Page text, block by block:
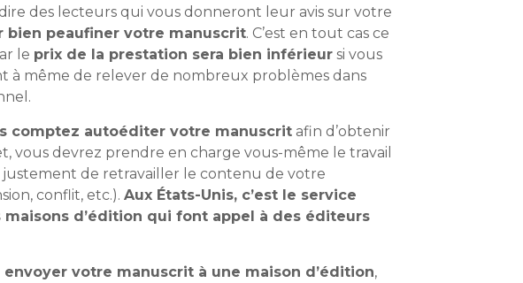
dire des lecteurs qui vous donneront leur avis sur votre
bien peaufiner votre manuscrit. C’est en tout cas ce
le prix de la prestation sera bien inférieursi vous
à même de relever de nombreux problèmes dans
comptez autoéditer votre manuscritafin d’obtenir
vous devrez prendre en charge vous-même le travail
justement de retravailler le contenu de votre
conflit, etc.). Aux États-Unis, c’est le service
d’édition qui font appel à des éditeurs
votre manuscrit à une maison d’édition,